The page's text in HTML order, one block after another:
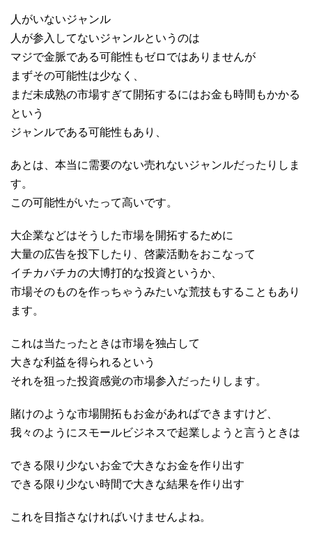
人がいないジャンル
人が参入してないジャンルというのは
マジで金脈である可能性もゼロではありませんが
まずその可能性は少なく、
まだ未成熟の市場すぎて開拓するにはお金も時間もかかる
という
ジャンルである可能性もあり、
あとは、本当に需要のない売れないジャンルだったりしま
す。
この可能性がいたって高いです。
大企業などはそうした市場を開拓するために
大量の広告を投下したり、啓蒙活動をおこなって
イチカバチカの大博打的な投資というか、
市場そのものを作っちゃうみたいな荒技もすることもあり
ます。
これは当たったときは市場を独占して
大きな利益を得られるという
それを狙った投資感覚の市場参入だったりします。
賭けのような市場開拓もお金があればできますけど、
我々のようにスモールビジネスで起業しようと言うときは
できる限り少ないお金で大きなお金を作り出す
できる限り少ない時間で大きな結果を作り出す
これを目指さなければいけませんよね。